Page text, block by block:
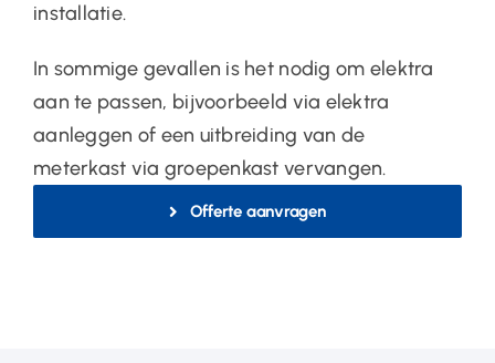
installatie.
In sommige gevallen is het nodig om elektra
aan te passen, bijvoorbeeld via elektra
aanleggen of een uitbreiding van de
meterkast via groepenkast vervangen.
Offerte aanvragen